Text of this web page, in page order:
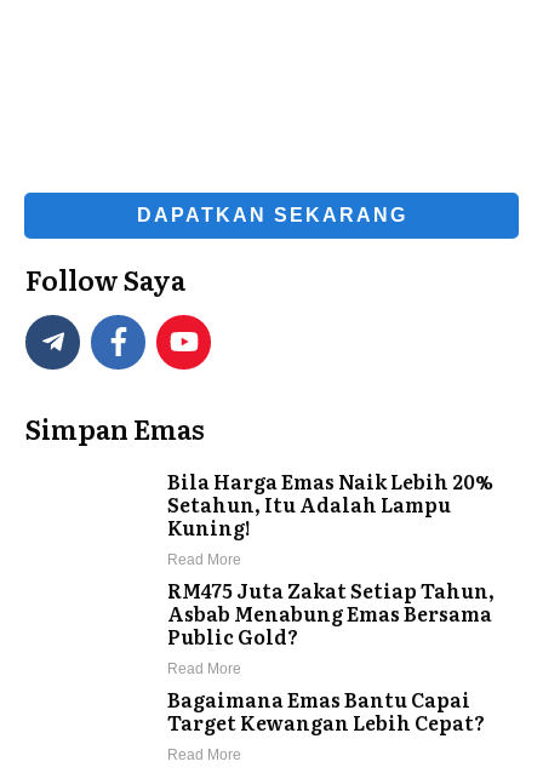
DAPATKAN SEKARANG
Follow Saya
Simpan Emas
Bila Harga Emas Naik Lebih 20%
Setahun, Itu Adalah Lampu
Kuning!
Read More
RM475 Juta Zakat Setiap Tahun,
Asbab Menabung Emas Bersama
Public Gold?
Read More
Bagaimana Emas Bantu Capai
Target Kewangan Lebih Cepat?
Read More